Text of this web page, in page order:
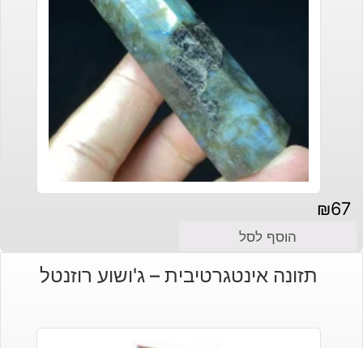
₪67
הוסף לסל
תזונה אינטגרטיבית – ג'ושוע רוזנטל